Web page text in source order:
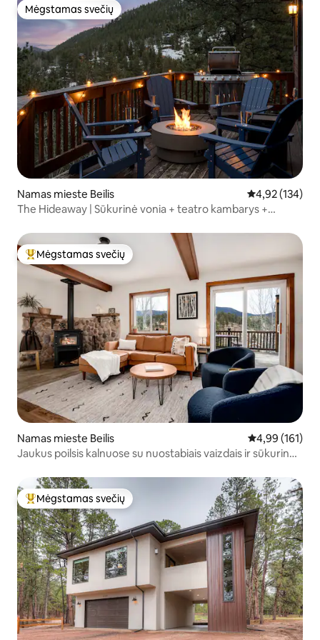
Mėgstamas svečių
Mėgstamas svečių
Namas mieste Beilis Vidutinis
4,92 (134)
The Hideaway | Sūkurinė vonia + teatro kambarys +
Svečių mėgstamiausias
Mėgstamas svečių
Namas mieste Beilis Vidutinis
4,99 (161)
Jaukus poilsis kalnuose su nuostabiais vaizdais ir sūkurine
Svečių mėgstamiausias
Mėgstamas svečių